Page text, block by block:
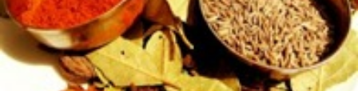
ト
散
歩
の
ブ